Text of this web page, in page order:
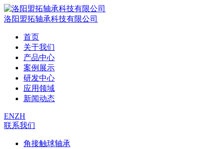
洛阳盟拓轴承科技有限公司
首页
关于我们
产品中心
案例展示
研发中心
应用领域
新闻动态
ENZH
联系我们
角接触球轴承